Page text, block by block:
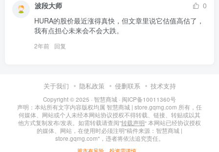
波段大师
0
HURA的股价最近涨得真快，但文章里说它估值高估了，
我有点担心未来会不会大跌。
2年前 回复
关于我们 隐私政策 侵删联系 技术支持
Copyright © 2025 · 智慧商城 · 闽ICP备10011360号
声明：本站所有文字内容版权均属 智慧商城 | store.gqmg.com 所有，任
何媒体、网站或个人未经本网站协议授权不得转载、链接、转贴或以其
他方式复制发布/发表。如需转载请查阅”转载声明“ 本网站已经协议授权
的媒体、网站，在使用时必须注明"稿件来源：智慧商城 |
store.gqmg.com"，违者将依法追究责任。